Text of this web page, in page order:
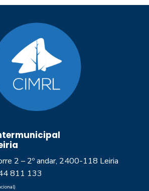
2 – 2º andar, 2400-118 Leiria
811 133